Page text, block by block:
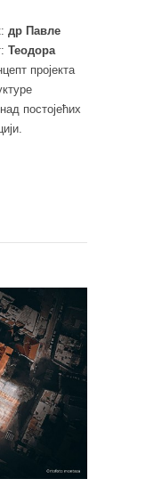
др Павле
Теодора
пројекта
постојећих